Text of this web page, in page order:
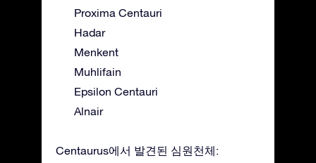
Proxima Centauri
Hadar
Menkent
Muhlifain
Epsilon Centauri
Alnair
Centaurus에서 발견된 심원천체: